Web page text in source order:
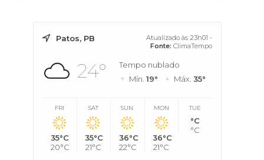
Patos, PB
Atualizado às 23h01 -
Fonte: ClimaTempo
24°
Tempo nublado
Mín. 19° Máx. 35°
FRI
35°C
20°C
SAT
35°C
21°C
SUN
36°C
22°C
MON
36°C
21°C
TUE
°C
°C